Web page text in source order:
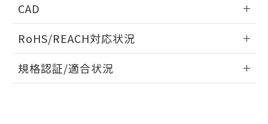
CAD
ドすることができます。
ログイン/会員登録
RoHS/REACH対応状況
K3HB-HTA-1 AC/DC24のRoHS対応状況については、営業部
規格認証/適合状況
り、2022年1月12日より割愛しておりま
す。